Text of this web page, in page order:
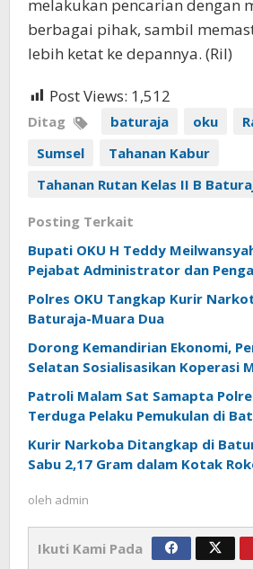
melakukan pencarian dengan
berbagai pihak, sambil
lebih ketat ke depannya. (Ril)
Post Views: 1,512
Ditag baturaja oku
Sumsel
Tahanan Kabur
Tahanan Rutan Kelas II B
Posting Terkait
Bupati OKU H Teddy
Pejabat Administrator dan
Polres OKU Tangkap Kurir
Baturaja-Muara Dua
Dorong Kemandirian Ekonomi,
Selatan Sosialisasikan Koperasi
Patroli Malam Sat Samapta
Terduga Pelaku Pemukulan di
Kurir Narkoba Ditangkap di
Sabu 2,17 Gram dalam Kotak
oleh admin
Ikuti Kami Pada